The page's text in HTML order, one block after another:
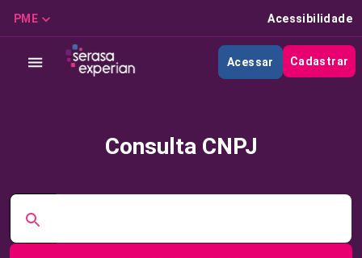
PME Acessibilidade
Acessar Cadastrar
Consulta CNPJ